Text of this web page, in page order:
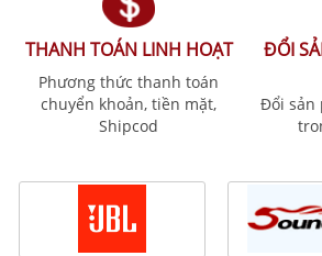
THANH TOÁN LINH HOẠT
Phương thức thanh toán
chuyển khoản, tiền mặt,
Shipcod
ĐỔI
Đổi sản